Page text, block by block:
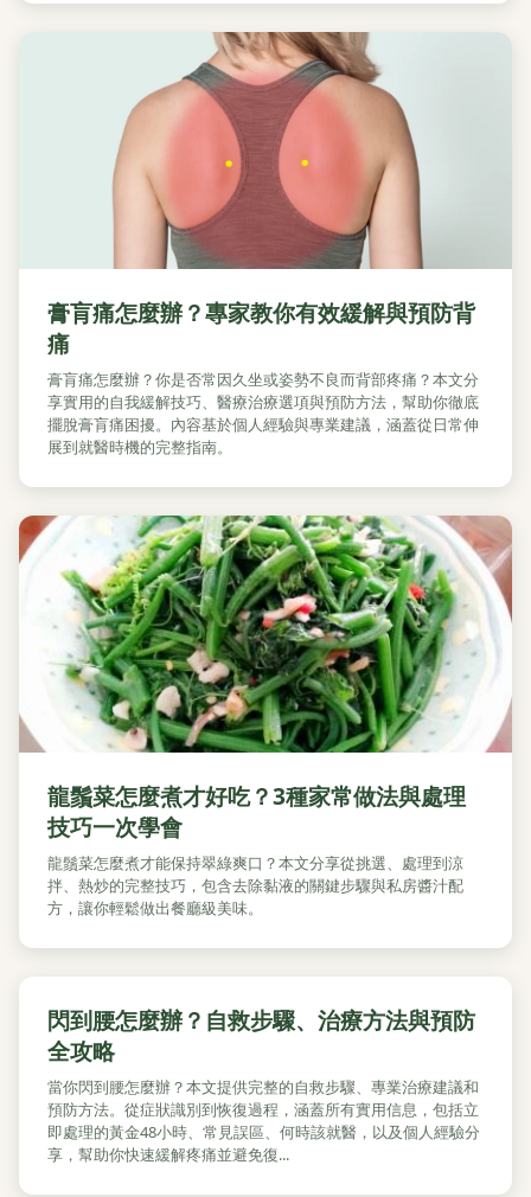
膏肓痛怎麼辦？專家教你有效緩解與預防背
痛
膏肓痛怎麼辦？你是否常因久坐或姿勢不良而背部疼痛？本文分
享實用的自我緩解技巧、醫療治療選項與預防方法，幫助你徹底
擺脫膏肓痛困擾。內容基於個人經驗與專業建議，涵蓋從日常伸
展到就醫時機的完整指南。
龍鬚菜怎麼煮才好吃？3種家常做法與處理
技巧一次學會
龍鬚菜怎麼煮才能保持翠綠爽口？本文分享從挑選、處理到涼
拌、熱炒的完整技巧，包含去除黏液的關鍵步驟與私房醬汁配
方，讓你輕鬆做出餐廳級美味。
閃到腰怎麼辦？自救步驟、治療方法與預防
全攻略
當你閃到腰怎麼辦？本文提供完整的自救步驟、專業治療建議和
預防方法。從症狀識別到恢復過程，涵蓋所有實用信息，包括立
即處理的黃金48小時、常見誤區、何時該就醫，以及個人經驗分
享，幫助你快速緩解疼痛並避免復...